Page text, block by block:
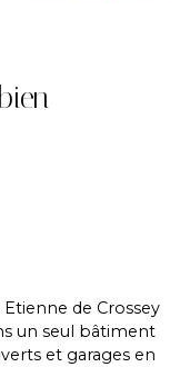
Etienne de Crossey
un seul bâtiment
et garages en